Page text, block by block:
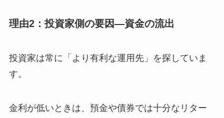
理由2：投資家側の要因—資金の流出
投資家は常に「より有利な運用先」を探していま
す。
金利が低いときは、預金や債券では十分なリター